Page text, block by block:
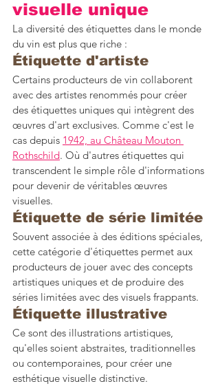
visuelle unique
La diversité des étiquettes dans le monde
du vin est plus que riche :
Étiquette d'artiste
Certains producteurs de vin collaborent
avec des artistes renommés pour créer
des étiquettes uniques qui intègrent des
œuvres d'art exclusives. Comme c'est le
cas depuis 1942, au Château Mouton
Rothschild. Où d'autres étiquettes qui
transcendent le simple rôle d'informations
pour devenir de véritables œuvres
visuelles.
Étiquette de série limitée
Souvent associée à des éditions spéciales,
cette catégorie d'étiquettes permet aux
producteurs de jouer avec des concepts
artistiques uniques et de produire des
séries limitées avec des visuels frappants.
Étiquette illustrative
Ce sont des illustrations artistiques,
qu'elles soient abstraites, traditionnelles
ou contemporaines, pour créer une
esthétique visuelle distinctive.